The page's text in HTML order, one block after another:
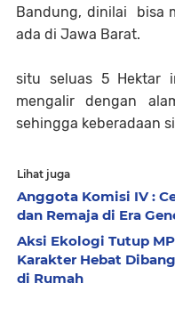
Bandung, dinilai bisa
ada di Jawa Barat.
situ seluas 5 Hektar
mengalir dengan
sehingga keberadaan
Lihat juga
Anggota Komisi IV :
dan Remaja di Era
Aksi Ekologi Tutup
Karakter Hebat
di Rumah